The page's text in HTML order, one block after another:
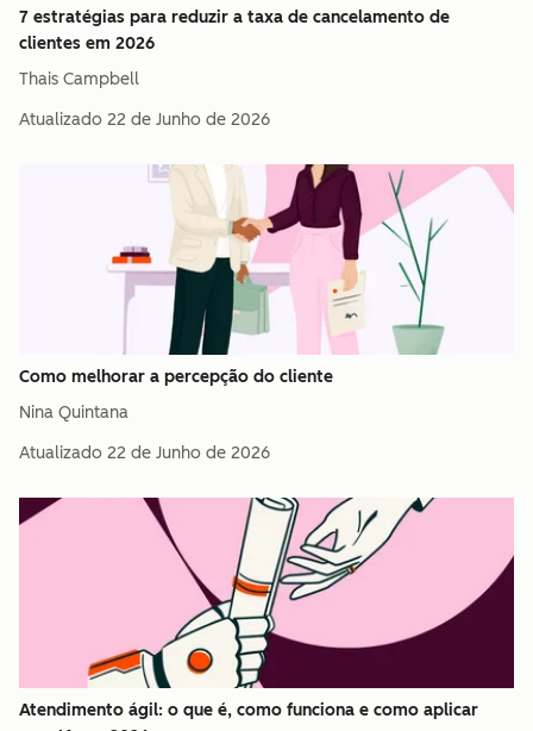
7 estratégias para reduzir a taxa de cancelamento de
clientes em 2026
Thais Campbell
Atualizado 22 de Junho de 2026
Como melhorar a percepção do cliente
Nina Quintana
Atualizado 22 de Junho de 2026
Atendimento ágil: o que é, como funciona e como aplicar